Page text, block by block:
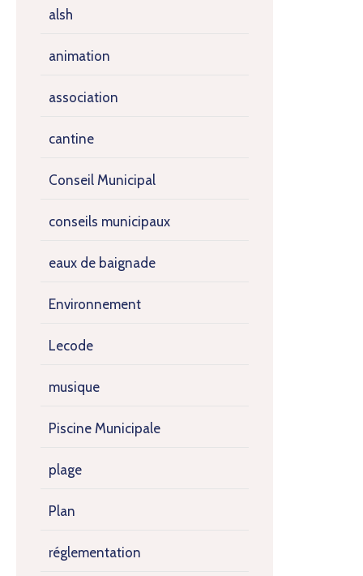
alsh
animation
association
cantine
Conseil Municipal
conseils municipaux
eaux de baignade
Environnement
Lecode
musique
Piscine Municipale
plage
Plan
réglementation